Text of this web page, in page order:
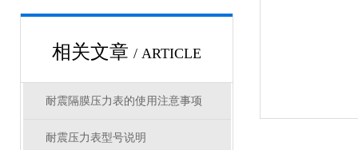
相关文章 / ARTICLE
耐震隔膜压力表的使用注意事项
耐震压力表型号说明